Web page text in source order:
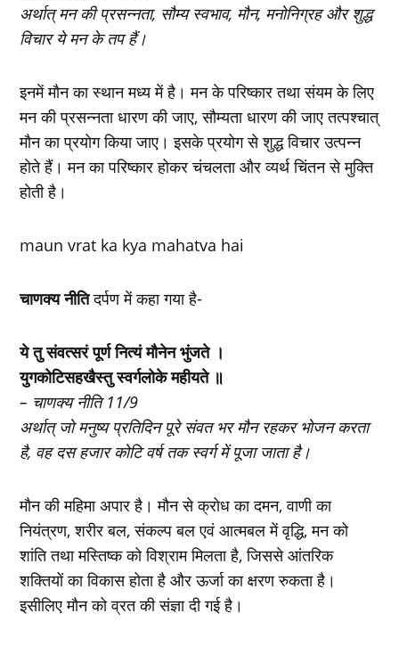
अर्थात् मन की प्रसन्नता, सौम्य स्वभाव, मौन, मनोनिग्रह और शुद्ध
विचार ये मन के तप हैं।
इनमें मौन का स्थान मध्य में है। मन के परिष्कार तथा संयम के लिए
मन की प्रसन्नता धारण की जाए, सौम्यता धारण की जाए तत्पश्चात्
मौन का प्रयोग किया जाए। इसके प्रयोग से शुद्ध विचार उत्पन्न
होते हैं। मन का परिष्कार होकर चंचलता और व्यर्थ चिंतन से मुक्ति
होती है।
maun vrat ka kya mahatva hai
चाणक्य नीतिदर्पण में कहा गया है-
ये तु संवत्सरं पूर्ण नित्यं मौनेन भुंजते ।
युगकोटिसहखैस्तु स्वर्गलोके महीयते ॥
– चाणक्य नीति 11/9
अर्थात् जो मनुष्य प्रतिदिन पूरे संवत भर मौन रहकर भोजन करता
है, वह दस हजार कोटि वर्ष तक स्वर्ग में पूजा जाता है।
मौन की महिमा अपार है। मौन से क्रोध का दमन, वाणी का
नियंत्रण, शरीर बल, संकल्प बल एवं आत्मबल में वृद्धि, मन को
शांति तथा मस्तिष्क को विश्राम मिलता है, जिससे आंतरिक
शक्तियों का विकास होता है और ऊर्जा का क्षरण रुकता है।
इसीलिए मौन को व्रत की संज्ञा दी गई है।